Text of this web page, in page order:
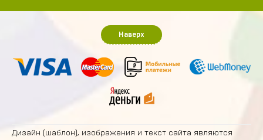
Наверх
Дизайн (шаблон), изображения и текст сайта являются